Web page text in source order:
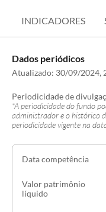
INDICADORES
Dados periódicos
Atualizado: 30/09/2024,
Periodicidade de
*A periodicidade do fundo
administrador e o histórico
periodicidade vigente na
Data competência
Valor patrimônio
líquido